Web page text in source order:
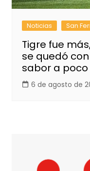
Noticias San
Tigre fue
se quedó
sabor a
6 de agosto de